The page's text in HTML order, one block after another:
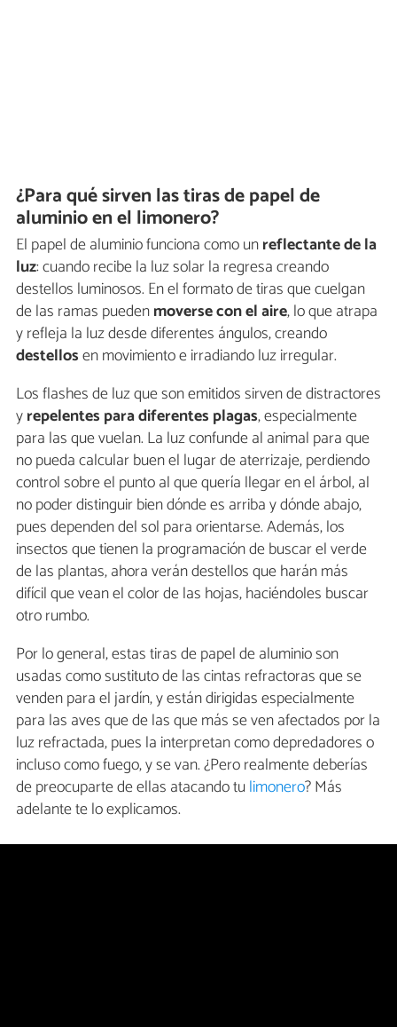
¿Para qué sirven las tiras de papel de
aluminio en el limonero?
El papel de aluminio funciona como unreflectante de la
luz: cuando recibe la luz solar la regresa creando
destellos luminosos. En el formato de tiras que cuelgan
de las ramas puedenmoverse con el aire, lo que atrapa
y refleja la luz desde diferentes ángulos, creando
destellosen movimiento e irradiando luz irregular.
Los flashes de luz que son emitidos sirven de distractores
yrepelentes para diferentes plagas, especialmente
para las que vuelan. La luz confunde al animal para que
no pueda calcular buen el lugar de aterrizaje, perdiendo
control sobre el punto al que quería llegar en el árbol, al
no poder distinguir bien dónde es arriba y dónde abajo,
pues dependen del sol para orientarse. Además, los
insectos que tienen la programación de buscar el verde
de las plantas, ahora verán destellos que harán más
difícil que vean el color de las hojas, haciéndoles buscar
otro rumbo.
Por lo general, estas tiras de papel de aluminio son
usadas como sustituto de las cintas refractoras que se
venden para el jardín, y están dirigidas especialmente
para las aves que de las que más se ven afectados por la
luz refractada, pues la interpretan como depredadores o
incluso como fuego, y se van. ¿Pero realmente deberías
de preocuparte de ellas atacando tulimonero? Más
adelante te lo explicamos.